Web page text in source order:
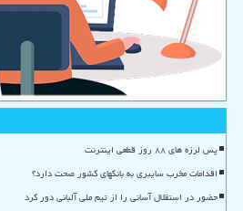
پس لرزه های ۸۸ روز قطعی اینترنت
اقدامات مخرب سایبری به بانکهای کشور صحت دارد؟
حضور در استقلال آسانی را از تیم ملی آلبانی دور کرد